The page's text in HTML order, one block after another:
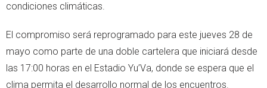
condiciones climáticas.
El compromiso será reprogramado para este jueves 28 de
mayo como parte de una doble cartelera que iniciará desde
las 17:00 horas en el Estadio Yu’Va, donde se espera que el
clima permita el desarrollo normal de los encuentros.